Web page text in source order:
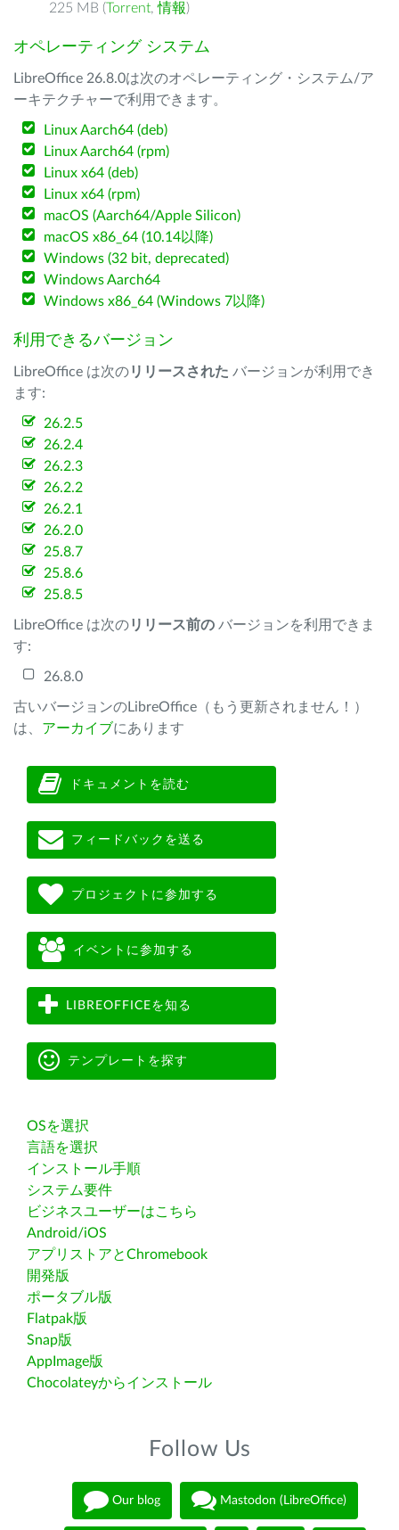
225 MB (Torrent,情報)
オペレーティング システム
LibreOffice 26.8.0は次のオペレーティング・システム/ア
ーキテクチャーで利用できます。
Linux Aarch64 (deb)
Linux Aarch64 (rpm)
Linux x64 (deb)
Linux x64 (rpm)
macOS (Aarch64/Apple Silicon)
macOS x86_64 (10.14以降)
Windows (32 bit, deprecated)
Windows Aarch64
Windows x86_64 (Windows 7以降)
利用できるバージョン
LibreOffice は次のリリースされた バージョンが利用でき
ます:
26.2.5
26.2.4
26.2.3
26.2.2
26.2.1
26.2.0
25.8.7
25.8.6
25.8.5
LibreOffice は次のリリース前の バージョンを利用できま
す:
26.8.0
古いバージョンのLibreOffice（もう更新されません！）
は、 アーカイブにあります
ドキュメントを読む
フィードバックを送る
プロジェクトに参加する
イベントに参加する
LIBREOFFICEを知る
テンプレートを探す
OSを選択
言語を選択
インストール手順
システム要件
ビジネスユーザーはこちら
Android/iOS
アプリストアとChromebook
開発版
ポータブル版
Flatpak版
Snap版
AppImage版
Chocolateyからインストール
Follow Us
Our blog Mastodon (LibreOffice)